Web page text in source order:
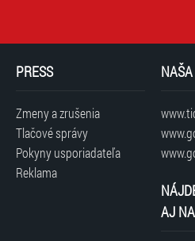
PRESS
Zmeny a zrušenia
Tlačové správy
Pokyny usporiadateľa
Reklama
AJ NA